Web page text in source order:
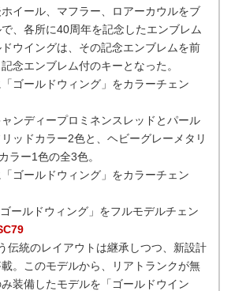
イール、マフラー、ロアーカウルをブ
、各所に40周年を記念したエンブレム
ウイングは、その記念エンブレムを前
念エンブレム付のキーとなった。
「ゴールドウィング」をカラーチェン
ンディープロミネンスレッドとパール
ッドカラー2色と、ヘビーグレーメタリ
ラー1色の全3色。
「ゴールドウィング」をカラーチェン
ールドウィング」をフルモデルチェン
伝統のレイアウトは継承しつつ、新設計
。このモデルから、リアトランクが無
装備したモデルを「ゴールドウイン